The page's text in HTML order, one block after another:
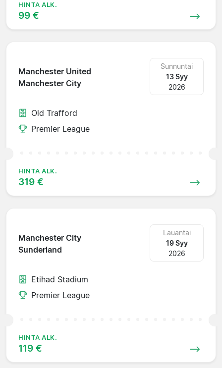
HINTA ALK.
99 €
Manchester United
Manchester City
Sunnuntai
13 Syy
2026
Old Trafford
Premier League
HINTA ALK.
319 €
Manchester City
Sunderland
Lauantai
19 Syy
2026
Etihad Stadium
Premier League
HINTA ALK.
119 €